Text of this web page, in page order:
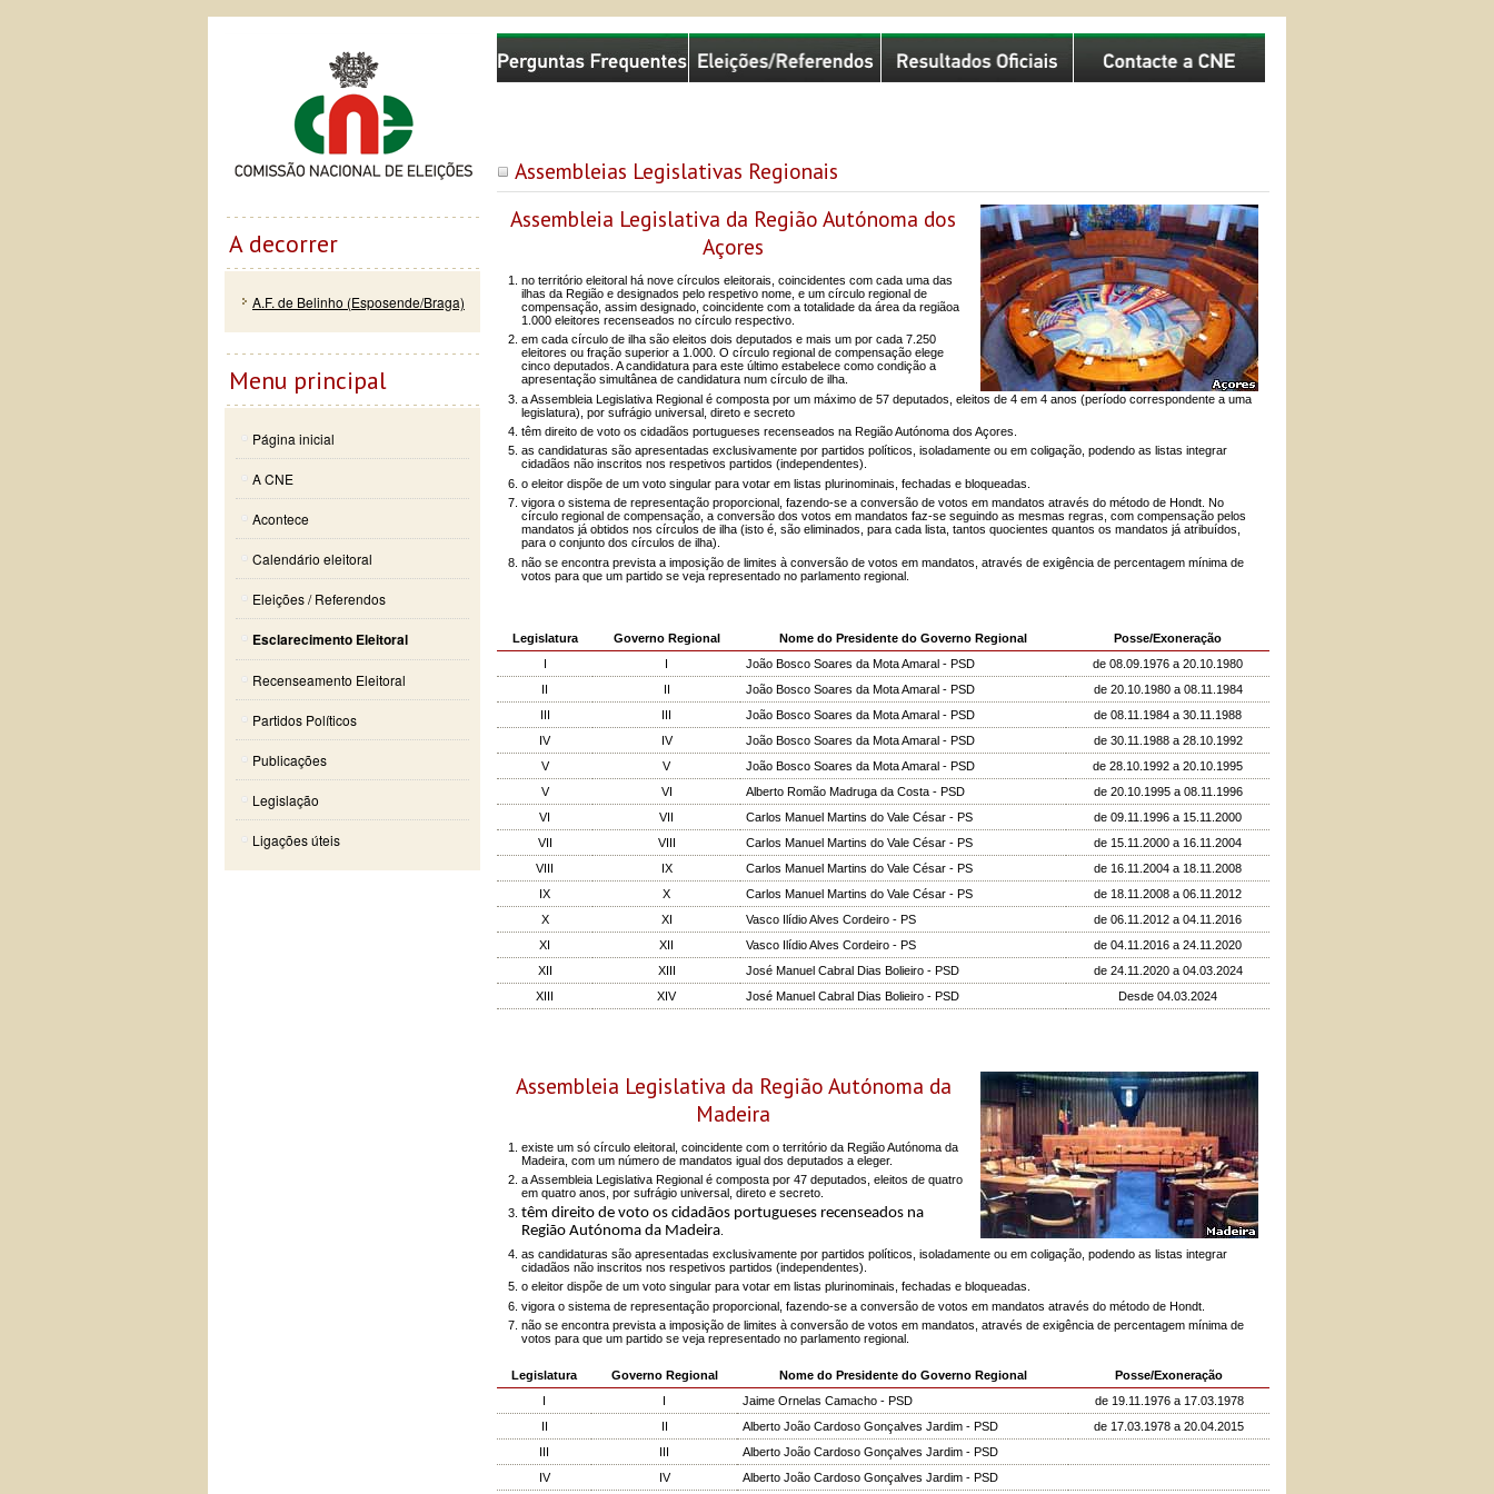
Assembleias Legislativas Regionais
Assembleia Legislativa da Região Autónoma dos
Açores
no território eleitoral há nove círculos eleitorais, coincidentes com cada uma das
ilhas da Região e designados pelo respetivo nome, e um círculo regional de
compensação, assim designado, coincidente com a totalidade da área da regiãoa
1.000 eleitores recenseados no círculo respectivo.
em cada círculo de ilha são eleitos dois deputados e mais um por cada 7.250
eleitores ou fração superior a 1.000. O círculo regional de compensação elege
cinco deputados. A candidatura para este último estabelece como condição a
apresentação simultânea de candidatura num círculo de ilha.
a Assembleia Legislativa Regional é composta por um máximo de 57 deputados, eleitos de 4 em 4 anos (período correspondente a uma
legislatura), por sufrágio universal, direto e secreto
têm direito de voto os cidadãos portugueses recenseados na Região Autónoma dos Açores.
as candidaturas são apresentadas exclusivamente por partidos políticos, isoladamente ou em coligação, podendo as listas integrar
cidadãos não inscritos nos respetivos partidos (independentes).
o eleitor dispõe de um voto singular para votar em listas plurinominais, fechadas e bloqueadas.
vigora o sistema de representação proporcional, fazendo-se a conversão de votos em mandatos através do método de Hondt. No
círculo regional de compensação, a conversão dos votos em mandatos faz-se seguindo as mesmas regras, com compensação pelos
mandatos já obtidos nos círculos de ilha (isto é, são eliminados, para cada lista, tantos quocientes quantos os mandatos já atribuídos,
para o conjunto dos círculos de ilha).
não se encontra prevista a imposição de limites à conversão de votos em mandatos, através de exigência de percentagem mínima de
votos para que um partido se veja representado no parlamento regional.
Legislatura Governo Regional Nome do Presidente do Governo Regional
Posse/Exoneração
I
I João Bosco Soares da Mota Amaral - PSD
de 08.09.1976 a 20.10.1980
II
II João Bosco Soares da Mota Amaral - PSD
de 20.10.1980 a 08.11.1984
III
III João Bosco Soares da Mota Amaral - PSD
de 08.11.1984 a 30.11.1988
IV
IV João Bosco Soares da Mota Amaral - PSD
de 30.11.1988 a 28.10.1992
V
V João Bosco Soares da Mota Amaral - PSD
de 28.10.1992 a 20.10.1995
V
VI Alberto Romão Madruga da Costa - PSD
de 20.10.1995 a 08.11.1996
VI
VII Carlos Manuel Martins do Vale César - PS
de 09.11.1996 a 15.11.2000
VII
VIII Carlos Manuel Martins do Vale César - PS
de 15.11.2000 a 16.11.2004
VIII
IX Carlos Manuel Martins do Vale César - PS
de 16.11.2004 a 18.11.2008
IX
X Carlos Manuel Martins do Vale César - PS
de 18.11.2008 a 06.11.2012
X
XI Vasco Ilídio Alves Cordeiro - PS
de 06.11.2012 a 04.11.2016
XI
XII Vasco Ilídio Alves Cordeiro - PS
de 04.11.2016 a 24.11.2020
XII
XIII José Manuel Cabral Dias Bolieiro - PSD
de 24.11.2020 a 04.03.2024
XIII
XIV José Manuel Cabral Dias Bolieiro - PSD Desde 04.03.2024
Assembleia Legislativa da Região Autónoma da
Madeira
existe um só círculo eleitoral, coincidente com o território da Região Autónoma da
Madeira, com um número de mandatos igual dos deputados a eleger.
a Assembleia Legislativa Regional é composta por 47 deputados, eleitos de quatro
em quatro anos, por sufrágio universal, direto e secreto.
têm direito de voto os cidadãos portugueses recenseados na
Região Autónoma da Madeira.
as candidaturas são apresentadas exclusivamente por partidos políticos, isoladamente ou em coligação, podendo as listas integrar
cidadãos não inscritos nos respetivos partidos (independentes).
o eleitor dispõe de um voto singular para votar em listas plurinominais, fechadas e bloqueadas.
vigora o sistema de representação proporcional, fazendo-se a conversão de votos em mandatos através do método de Hondt.
não se encontra prevista a imposição de limites à conversão de votos em mandatos, através de exigência de percentagem mínima de
votos para que um partido se veja representado no parlamento regional.
Legislatura Governo Regional Nome do Presidente do Governo Regional
Posse/Exoneração
Jaime Ornelas Camacho - PSD
de 19.11.1976 a 17.03.1978
Alberto João Cardoso Gonçalves Jardim - PSD
de 17.03.1978 a 20.04.2015
Alberto João Cardoso Gonçalves Jardim - PSD
IV
IV Alberto João Cardoso Gonçalves Jardim - PSD
Comissão Nacional de Eleições
A decorrer
A.F. de Belinho (Esposende/Braga)
Menu principal
Página inicial
A CNE
Acontece
Calendário eleitoral
Eleições / Referendos
Esclarecimento Eleitoral
Recenseamento Eleitoral
Partidos Políticos
Publicações
Legislação
Ligações úteis